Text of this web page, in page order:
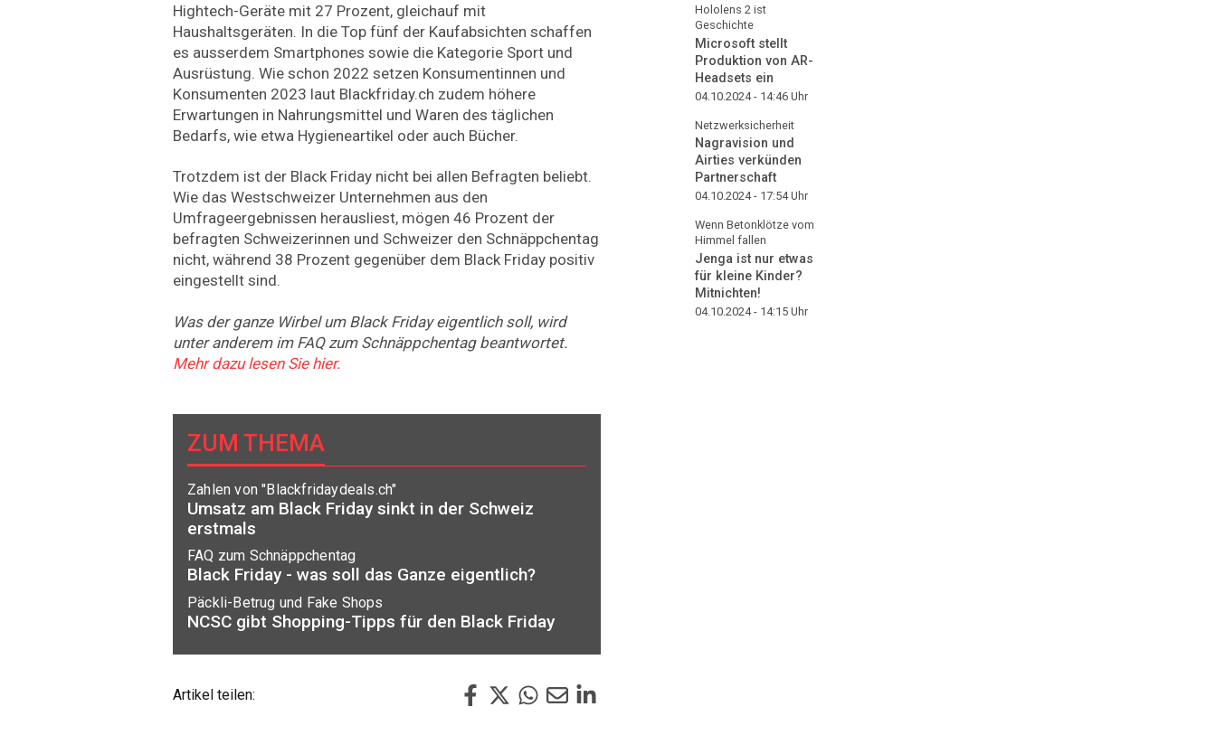
Hightech-Geräte mit 27 Prozent, gleichauf mit
Haushaltsgeräten. In die Top fünf der Kaufabsichten schaffen
es ausserdem Smartphones sowie die Kategorie Sport und
Ausrüstung. Wie schon 2022 setzen Konsumentinnen und
Konsumenten 2023 laut Blackfriday.ch zudem höhere
Erwartungen in Nahrungsmittel und Waren des täglichen
Bedarfs, wie etwa Hygieneartikel oder auch Bücher.
Trotzdem ist der Black Friday nicht bei allen Befragten beliebt.
Wie das Westschweizer Unternehmen aus den
Umfrageergebnissen herausliest, mögen 46 Prozent der
befragten Schweizerinnen und Schweizer den Schnäppchentag
nicht, während 38 Prozent gegenüber dem Black Friday positiv
eingestellt sind.
Was der ganze Wirbel um Black Friday eigentlich soll, wird
unter anderem im FAQ zum Schnäppchentag beantwortet.
Mehr dazu lesen Sie hier.
ZUM THEMA
Zahlen von "Blackfridaydeals.ch"
Umsatz am Black Friday sinkt in der Schweiz
erstmals
FAQ zum Schnäppchentag
Black Friday - was soll das Ganze eigentlich?
Päckli-Betrug und Fake Shops
NCSC gibt Shopping-Tipps für den Black Friday
Artikel teilen:
Hololens 2 ist
Geschichte
Microsoft stellt
Produktion von AR-
Headsets ein
04.10.2024 - 14:46 Uhr
Netzwerksicherheit
Nagravision und
Airties verkünden
Partnerschaft
04.10.2024 - 17:54Uhr
Wenn Betonklötze vom
Himmel fallen
Jenga ist nur etwas
für kleine Kinder?
Mitnichten!
04.10.2024 - 14:15 Uhr